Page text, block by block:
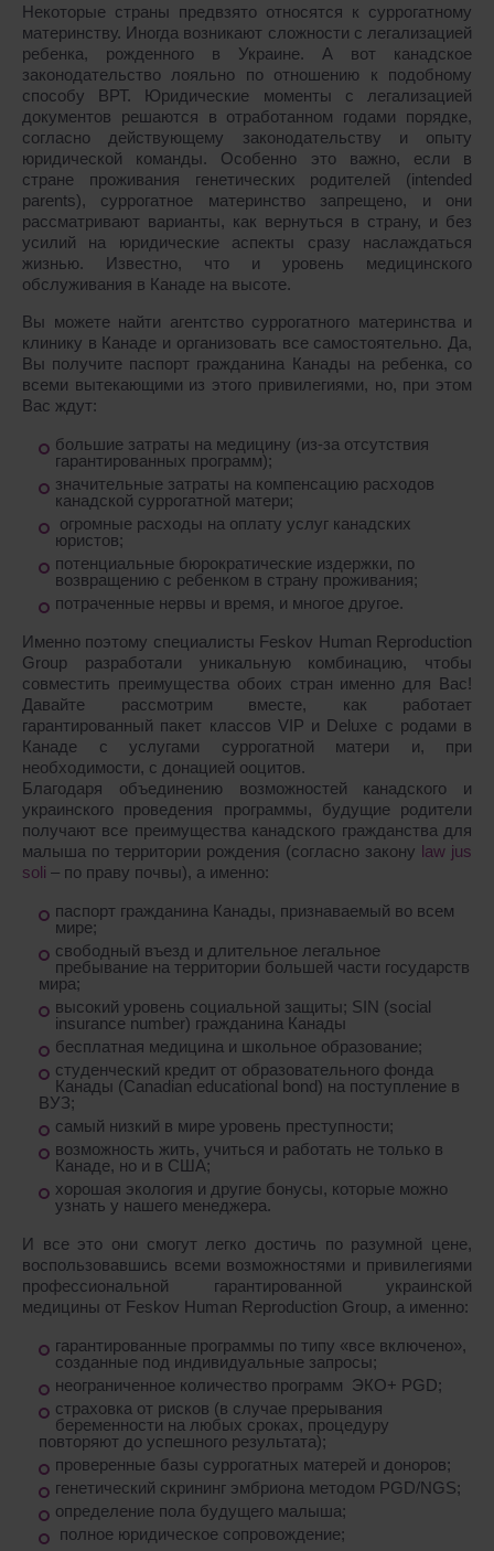
Некоторые страны предвзято относятся к суррогатному
материнству. Иногда возникают сложности с легализацией
ребенка, рожденного в Украине. А вот канадское
законодательство лояльно по отношению к подобному
способу ВРТ. Юридические моменты с легализацией
документов решаются в отработанном годами порядке,
согласно действующему законодательству и опыту
юридической команды. Особенно это важно, если в
стране проживания генетических родителей (intended
parents), суррогатное материнство запрещено, и они
рассматривают варианты, как вернуться в страну, и без
усилий на юридические аспекты сразу наслаждаться
жизнью. Известно, что и уровень медицинского
обслуживания в Канаде на высоте.
Вы можете найти агентство суррогатного материнства и
клинику в Канаде и организовать все самостоятельно. Да,
Вы получите паспорт гражданина Канады на ребенка, со
всеми вытекающими из этого привилегиями, но, при этом
Вас ждут:
большие затраты на медицину (из-за отсутствия
гарантированных программ);
значительные затраты на компенсацию расходов
канадской суррогатной матери;
огромные расходы на оплату услуг канадских
юристов;
потенциальные бюрократические издержки, по
возвращению с ребенком в страну проживания;
потраченные нервы и время, и многое другое.
Именно поэтому специалисты Feskov Human Reproduction
Group разработали уникальную комбинацию, чтобы
совместить преимущества обоих стран именно для Вас!
Давайте рассмотрим вместе, как работает
гарантированный пакет классов VIР и Deluxe c родами в
Канаде с услугами суррогатной матери и, при
необходимости, с донацией ооцитов.
Благодаря объединению возможностей канадского и
украинского проведения программы, будущие родители
получают все преимущества канадского гражданства для
малыша по территории рождения (согласно закону law jus
soli – по праву почвы), а именно:
паспорт гражданина Канады, признаваемый во всем
мире;
свободный въезд и длительное легальное
пребывание на территории большей части государств
мира;
высокий уровень социальной защиты; SIN (social
insurance number) гражданина Канады
бесплатная медицина и школьное образование;
студенческий кредит от образовательного фонда
Канады (Canadian educational bond) на поступление в
ВУЗ;
самый низкий в мире уровень преступности;
возможность жить, учиться и работать не только в
Канаде, но и в США;
хорошая экология и другие бонусы, которые можно
узнать у нашего менеджера.
И все это они смогут легко достичь по разумной цене,
воспользовавшись всеми возможностями и привилегиями
профессиональной гарантированной украинской
медицины от Feskov Human Reproduction Group, а именно:
гарантированные программы по типу «все включено»,
созданные под индивидуальные запросы;
неограниченное количество программ ЭКО+ PGD;
страховка от рисков (в случае прерывания
беременности на любых сроках, процедуру
повторяют до успешного результата);
проверенные базы суррогатных матерей и доноров;
генетический скрининг эмбриона методом PGD/NGS;
определение пола будущего малыша;
полное юридическое сопровождение;